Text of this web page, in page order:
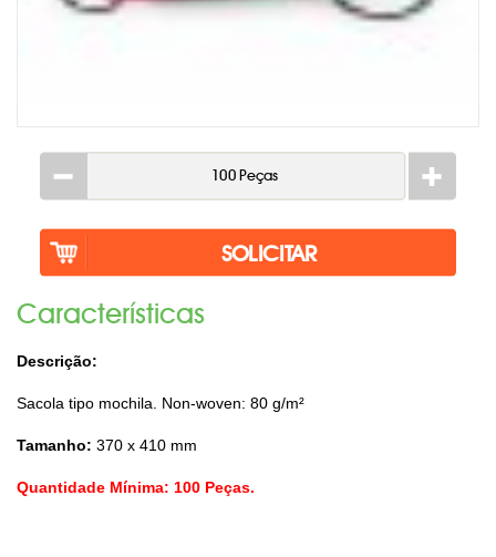
Caracterí­sticas
Descrição:
Sacola tipo mochila. Non-woven: 80 g/m²
Tamanho: 370 x 410 mm
Quantidade Mínima: 100 Peças.